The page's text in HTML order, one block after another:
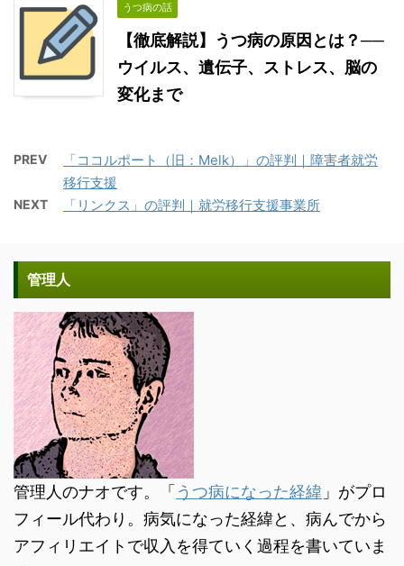
うつ病の話
【徹底解説】うつ病の原因とは？──
ウイルス、遺伝子、ストレス、脳の
変化まで
PREV
「ココルポート（旧：Melk）」の評判｜障害者就労
移行支援
NEXT 「リンクス」の評判｜就労移行支援事業所
管理人
管理人のナオです。「 うつ病になった経緯 」がプロ
フィール代わり。病気になった経緯と、病んでから
アフィリエイトで収入を得ていく過程を書いていま